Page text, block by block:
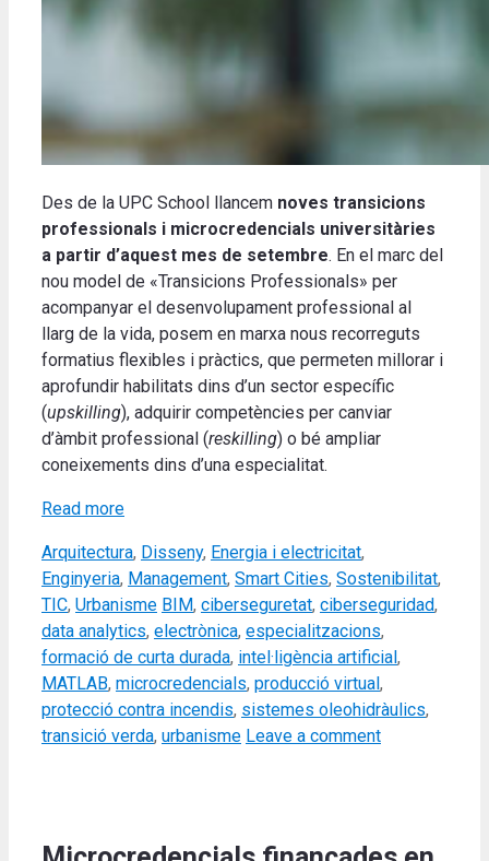
Des de la UPC School llancem noves transicions
professionals i microcredencials universitàries
a partir d’aquest mes de setembre. En el marc del
nou model de «Transicions Professionals» per
acompanyar el desenvolupament professional al
llarg de la vida, posem en marxa nous recorreguts
formatius flexibles i pràctics, que permeten millorar i
aprofundir habilitats dins d’un sector específic
(upskilling), adquirir competències per canviar
d’àmbit professional (reskilling) o bé ampliar
coneixements dins d’una especialitat.
Read more
Categories
Arquitectura, Disseny, Energia i electricitat,
Enginyeria, Management, Smart Cities, Sostenibilitat,
TIC, Urbanisme Tags
BIM, ciberseguretat, ciberseguridad,
data analytics, electrònica, especialitzacions,
formació de curta durada, intel·ligència artificial,
MATLAB, microcredencials, producció virtual,
protecció contra incendis, sistemes oleohidràulics,
transició verda, urbanisme Leave a comment